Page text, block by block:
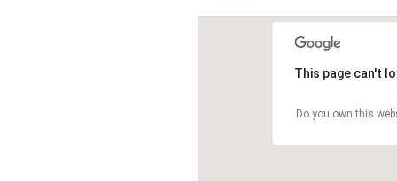
This page can't
Do you own this